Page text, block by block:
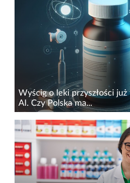
jako METTLER TOLEDO, jak i
Konsultacyjnej Polskiego
Chemicznego, uczestniczyć w
Wyścig o leki przyszłości
AI. Czy Polska ma...
Branża farmaceutyczna to
dochodowych, a
i&nbsp;obarczonych licznymi
segmentów rynku, na którym
testowane są możliwości